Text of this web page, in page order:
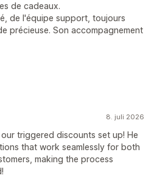
de cadeaux.
de l'équipe support, toujours
précieuse. Son accompagnement
8. juli 2026
triggered discounts set up! He
that work seamlessly for both
making the process